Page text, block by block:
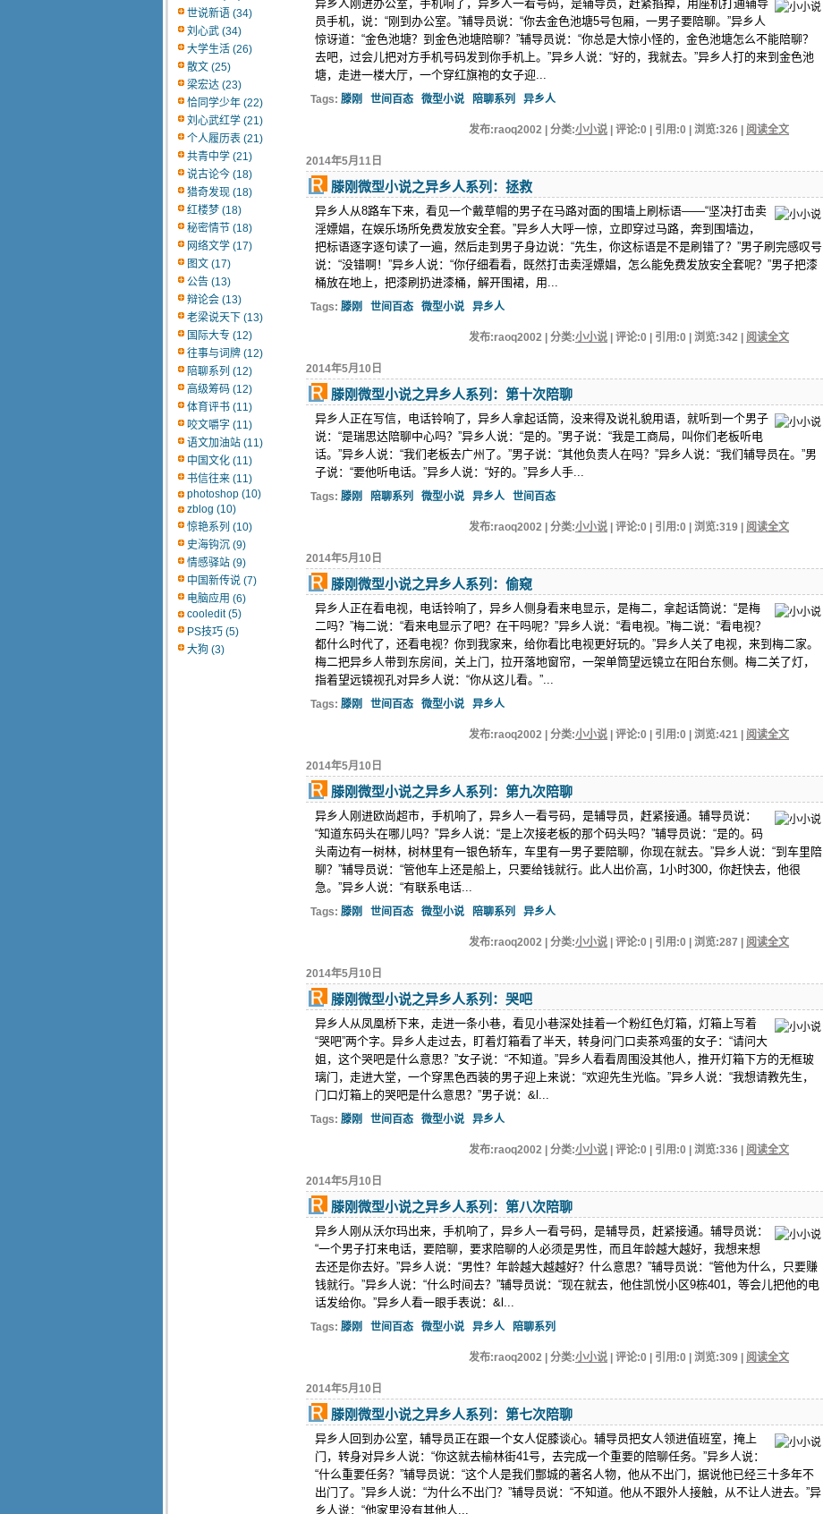
世说新语 (34)
刘心武 (34)
大学生活 (26)
散文 (25)
梁宏达 (23)
恰同学少年 (22)
刘心武红学 (21)
个人履历表 (21)
共青中学 (21)
说古论今 (18)
猎奇发现 (18)
红楼梦 (18)
秘密情节 (18)
网络文学 (17)
图文 (17)
公告 (13)
辩论会 (13)
老梁说天下 (13)
国际大专 (12)
往事与词牌 (12)
陪聊系列 (12)
高级筹码 (12)
体育评书 (11)
咬文嚼字 (11)
语文加油站 (11)
中国文化 (11)
书信往来 (11)
photoshop (10)
zblog (10)
惊艳系列 (10)
史海钩沉 (9)
情感驿站 (9)
中国新传说 (7)
电脑应用 (6)
cooledit (5)
PS技巧 (5)
大狗 (3)
异乡人刚进办公室，手机响了，异乡人一看号码，是辅导员，赶紧掐掉，用座机打通辅导
员手机，说：“刚到办公室。”辅导员说：“你去金色池塘5号包厢，一男子要陪聊。”异乡人
惊讶道：“金色池塘？到金色池塘陪聊？”辅导员说：“你总是大惊小怪的，金色池塘怎么不能陪聊？
去吧，过会儿把对方手机号码发到你手机上。”异乡人说：“好的，我就去。”异乡人打的来到金色池
塘，走进一楼大厅，一个穿红旗袍的女子迎...
Tags: 滕刚 世间百态 微型小说 陪聊系列 异乡人
发布:raoq2002 | 分类:小小说 | 评论:0 | 引用:0 | 浏览:326 阅读全文
2014年5月11日
滕刚微型小说之异乡人系列：拯救
异乡人从8路车下来，看见一个戴草帽的男子在马路对面的围墙上刷标语——“坚决打击卖
淫嫖娼，在娱乐场所免费发放安全套。”异乡人大呼一惊，立即穿过马路，奔到围墙边，
把标语逐字逐句读了一遍，然后走到男子身边说：“先生，你这标语是不是刷错了？”男子刷完感叹号
说：“没错啊！”异乡人说：“你仔细看看，既然打击卖淫嫖娼，怎么能免费发放安全套呢？”男子把漆
桶放在地上，把漆刷扔进漆桶，解开围裙，用...
Tags: 滕刚 世间百态 微型小说 异乡人
发布:raoq2002 | 分类:小小说 | 评论:0 | 引用:0 | 浏览:342 阅读全文
2014年5月10日
滕刚微型小说之异乡人系列：第十次陪聊
异乡人正在写信，电话铃响了，异乡人拿起话筒，没来得及说礼貌用语，就听到一个男子
说：“是瑞思达陪聊中心吗？”异乡人说：“是的。”男子说：“我是工商局，叫你们老板听电
话。”异乡人说：“我们老板去广州了。”男子说：“其他负责人在吗？”异乡人说：“我们辅导员在。”男
子说：“要他听电话。”异乡人说：“好的。”异乡人手...
Tags: 滕刚 陪聊系列 微型小说 异乡人 世间百态
发布:raoq2002 | 分类:小小说 | 评论:0 | 引用:0 | 浏览:319 阅读全文
2014年5月10日
滕刚微型小说之异乡人系列：偷窥
异乡人正在看电视，电话铃响了，异乡人侧身看来电显示，是梅二，拿起话筒说：“是梅
二吗？”梅二说：“看来电显示了吧？在干吗呢？”异乡人说：“看电视。”梅二说：“看电视？
都什么时代了，还看电视？你到我家来，给你看比电视更好玩的。”异乡人关了电视，来到梅二家。
梅二把异乡人带到东房间，关上门，拉开落地窗帘，一架单筒望远镜立在阳台东侧。梅二关了灯，
指着望远镜视孔对异乡人说：“你从这儿看。”...
Tags: 滕刚 世间百态 微型小说 异乡人
发布:raoq2002 | 分类:小小说 | 评论:0 | 引用:0 | 浏览:421 阅读全文
2014年5月10日
滕刚微型小说之异乡人系列：第九次陪聊
异乡人刚进欧尚超市，手机响了，异乡人一看号码，是辅导员，赶紧接通。辅导员说：
“知道东码头在哪儿吗？”异乡人说：“是上次接老板的那个码头吗？”辅导员说：“是的。码
头南边有一树林，树林里有一银色轿车，车里有一男子要陪聊，你现在就去。”异乡人说：“到车里陪
聊？”辅导员说：“管他车上还是船上，只要给钱就行。此人出价高，1小时300，你赶快去，他很
急。”异乡人说：“有联系电话...
Tags: 滕刚 世间百态 微型小说 陪聊系列 异乡人
发布:raoq2002 | 分类:小小说 | 评论:0 | 引用:0 | 浏览:287 阅读全文
2014年5月10日
滕刚微型小说之异乡人系列：哭吧
异乡人从凤凰桥下来，走进一条小巷，看见小巷深处挂着一个粉红色灯箱，灯箱上写着
“哭吧”两个字。异乡人走过去，盯着灯箱看了半天，转身问门口卖茶鸡蛋的女子：“请问大
姐，这个哭吧是什么意思？”女子说：“不知道。”异乡人看看周围没其他人，推开灯箱下方的无框玻
璃门，走进大堂，一个穿黑色西装的男子迎上来说：“欢迎先生光临。”异乡人说：“我想请教先生，
门口灯箱上的哭吧是什么意思？”男子说：&l...
Tags: 滕刚 世间百态 微型小说 异乡人
发布:raoq2002 | 分类:小小说 | 评论:0 | 引用:0 | 浏览:336 阅读全文
2014年5月10日
滕刚微型小说之异乡人系列：第八次陪聊
异乡人刚从沃尔玛出来，手机响了，异乡人一看号码，是辅导员，赶紧接通。辅导员说：
“一个男子打来电话，要陪聊，要求陪聊的人必须是男性，而且年龄越大越好，我想来想
去还是你去好。”异乡人说：“男性？年龄越大越越好？什么意思？”辅导员说：“管他为什么，只要赚
钱就行。”异乡人说：“什么时间去？”辅导员说：“现在就去，他住凯悦小区9栋401，等会儿把他的电
话发给你。”异乡人看一眼手表说：&l...
Tags: 滕刚 世间百态 微型小说 异乡人 陪聊系列
发布:raoq2002 | 分类:小小说 | 评论:0 | 引用:0 | 浏览:309 阅读全文
2014年5月10日
滕刚微型小说之异乡人系列：第七次陪聊
异乡人回到办公室，辅导员正在跟一个女人促膝谈心。辅导员把女人领进值班室，掩上
门，转身对异乡人说：“你这就去榆林街41号，去完成一个重要的陪聊任务。”异乡人说：
“什么重要任务？”辅导员说：“这个人是我们酆城的著名人物，他从不出门，据说他已经三十多年不
出门了。”异乡人说：“为什么不出门？”辅导员说：“不知道。他从不跟外人接触，从不让人进去。”异
乡人说：“他家里没有其他人...